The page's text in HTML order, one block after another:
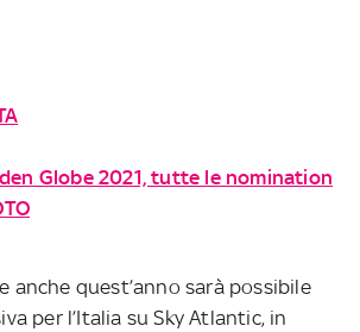
Globe 2021, tutte le nomination
anche quest’anno sarà possibile
per l’Italia su Sky Atlantic, in